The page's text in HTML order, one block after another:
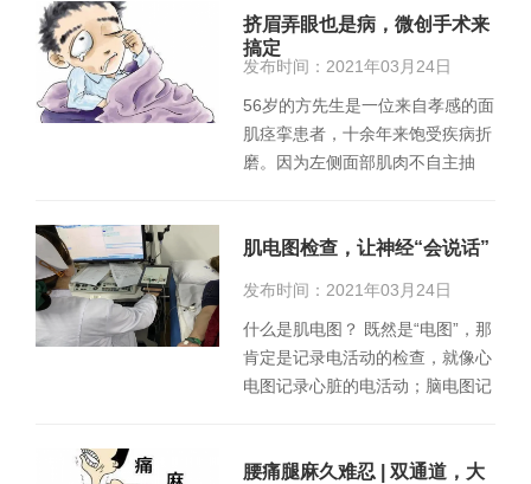
挤眉弄眼也是病，微创手术来
搞定
发布时间：2021年03月24日
56岁的方先生是一位来自孝感的面
肌痉挛患者，十余年来饱受疾病折
磨。因为左侧面部肌肉不自主抽
肌电图检查，让神经“会说话”
发布时间：2021年03月24日
什么是肌电图？ 既然是“电图”，那
肯定是记录电活动的检查，就像心
电图记录心脏的电活动；脑电图记
腰痛腿麻久难忍 | 双通道，大